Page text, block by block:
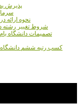
پذیرش
سرمایه گذاری 980
نحوه ارائه
شروط تغییر رشته
تصمیمات دانشگاه
کسب رتبه ششم دانشگاه